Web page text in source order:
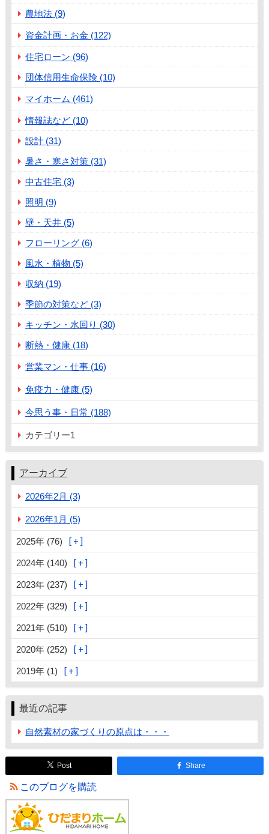
農地法 (9)
資金計画・お金 (122)
住宅ローン (96)
団体信用生命保険 (10)
マイホーム (461)
情報誌など (10)
設計 (31)
暑さ・寒さ対策 (31)
中古住宅 (3)
照明 (9)
壁・天井 (5)
フローリング (6)
風水・植物 (5)
収納 (19)
季節の対策など (3)
キッチン・水回り (30)
断熱・健康 (18)
営業マン・仕事 (16)
免疫力・健康 (5)
今思う事・日常 (188)
カテゴリー1
アーカイブ
2026年2月 (3)
2026年1月 (5)
2025年 (76)
2024年 (140)
2023年 (237)
2022年 (329)
2021年 (510)
2020年 (252)
2019年 (1)
最近の記事
自然素材の家づくりの原点は・・・
Post Share
このブログを購読